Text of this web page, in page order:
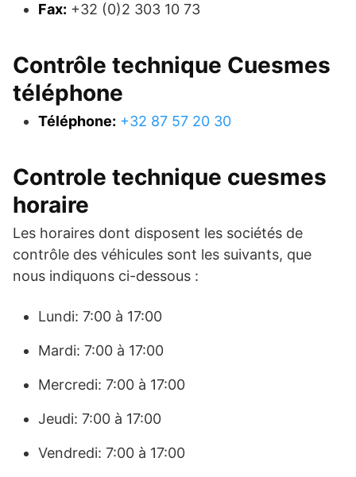
Fax: +32 (0)2 303 10 73
Contrôle technique Cuesmes
téléphone
Téléphone: +32 87 57 20 30
Controle technique cuesmes
horaire
Les horaires dont disposent les sociétés de
contrôle des véhicules sont les suivants, que
nous indiquons ci-dessous :
Lundi: 7:00 à 17:00
Mardi: 7:00 à 17:00
Mercredi: 7:00 à 17:00
Jeudi: 7:00 à 17:00
Vendredi: 7:00 à 17:00